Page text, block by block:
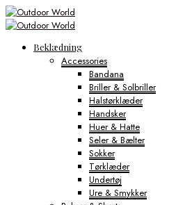
Beklædning
Accessories
Bandana
Briller & Solbriller
Halstørklæder
Handsker
Huer & Hatte
Seler & Bælter
Sokker
Tørklæder
Undertøj
Ure & Smykker